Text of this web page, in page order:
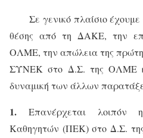
Σε γενικό πλαίσιο έχουμε
θέσης από τη ΔΑΚΕ, την
ΟΛΜΕ, την απώλεια της
ΣΥΝΕΚ στο Δ.Σ. της ΟΛΜΕ
δυναμική των άλλων
1. Επανέρχεται λοιπόν
Καθηγητών (ΠΕΚ) στο Δ.Σ.